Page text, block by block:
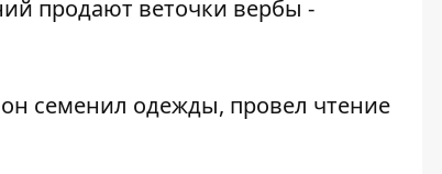
продают веточки вербы -
семенил одежды, провел чтение